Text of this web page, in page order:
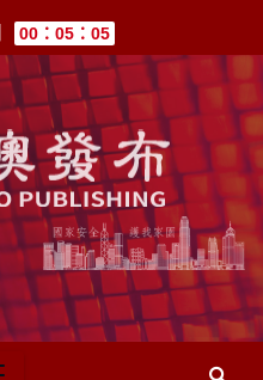
00：05：05